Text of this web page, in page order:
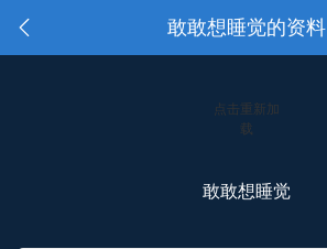
敢敢想睡觉的资料
点击重新加
载
敢敢想睡觉